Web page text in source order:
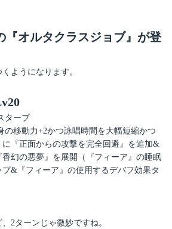
『オルタクラスジョブ』が登
ようになります。
ターブ
の移動力+2かつ詠唱時間を大幅短縮かつ
に『正面からの攻撃を完全回避』を追加&
幻の悪夢』を展開（『フィーア』の睡眠
&『フィーア』の使用するデバフ効果タ
2ターンじゃ微妙ですね。